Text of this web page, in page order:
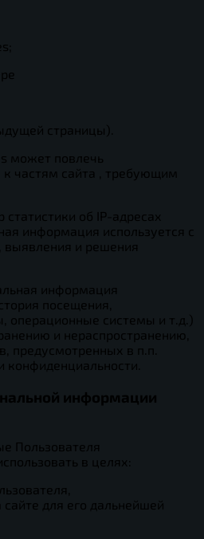
страницы).
может повлечь
к частям сайта , требующим
статистики об IP-адресах
информация используется с
выявления и решения
информация
посещения,
операционные системы и т.д.)
и нераспространению,
предусмотренных в п.п.
конфиденциальности.
информации
Пользователя
в целях:
сайте для его дальнейшей